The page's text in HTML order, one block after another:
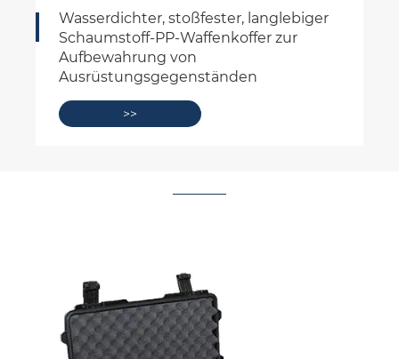
Wasserdichter, stoßfester, langlebiger
Schaumstoff-PP-Waffenkoffer zur
Aufbewahrung von
Ausrüstungsgegenständen
>>